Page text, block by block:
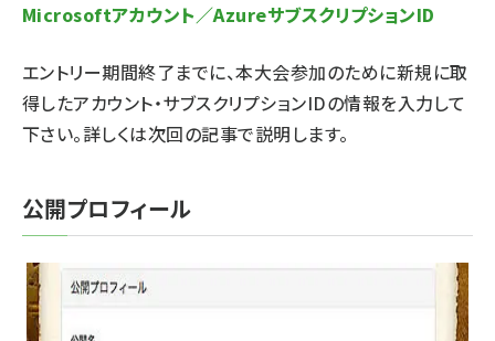
Microsoftアカウント／AzureサブスクリプションID
エントリー期間終了までに、本大会参加のために新規に取
得したアカウント・サブスクリプションIDの情報を入力して
下さい。詳しくは次回の記事で説明します。
公開プロフィール